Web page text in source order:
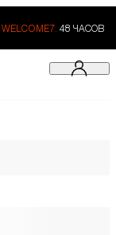
WELCOME7. 48 ЧАСОВ